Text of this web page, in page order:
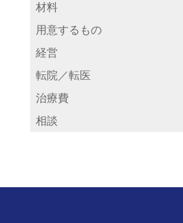
材料
用意するもの
経営
転院／転医
治療費
相談